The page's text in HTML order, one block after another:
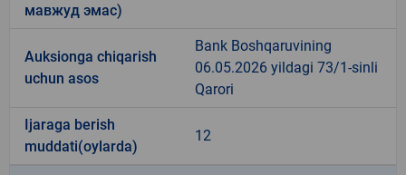
мавжуд эмас)
Auksionga chiqarish
uchun asos
Bank Boshqaruvining
06.05.2026 yildagi 73/1-sinli
Qarori
Ijaraga berish
muddati(oylarda)
12